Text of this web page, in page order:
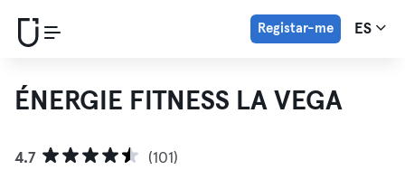
Registar-me ES
ÉNERGIE FITNESS LA VEGA
4.7
(101)